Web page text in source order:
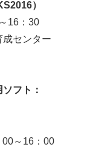
）
16：30
センター
フト：
～16：00